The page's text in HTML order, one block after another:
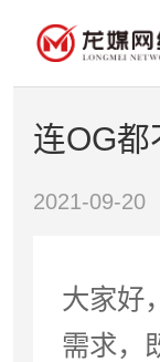
连OG都
2021-09-20
大家好
需求，